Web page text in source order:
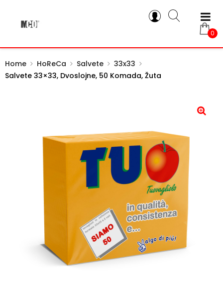
0
Home HoReCa Salvete
33x33
Salvete 33×33, Dvoslojne, 50 Komada, Žuta